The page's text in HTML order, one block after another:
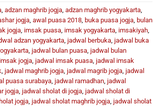
, adzan maghrib jogja, adzan maghrib yogyakarta,
jogja, awal puasa 2018, buka puasa jogja, bulan
jogja, imsak puasa, imsak yogyakarta, imsakiyah,
adzan yogyakarta, jadwal berbuka, jadwal buka
, jadwal bulan puasa, jadwal bulan
jogja, jadwal imsak puasa, jadwal imsak
, jadwal maghrib jogja, jadwal magrib jogja, jadwal
puasa surabaya, jadwal ramadhan, jadwal
jogja, jadwal sholat di jogja, jadwal sholat di
jogja, jadwal sholat maghrib jogja, jadwal sholat